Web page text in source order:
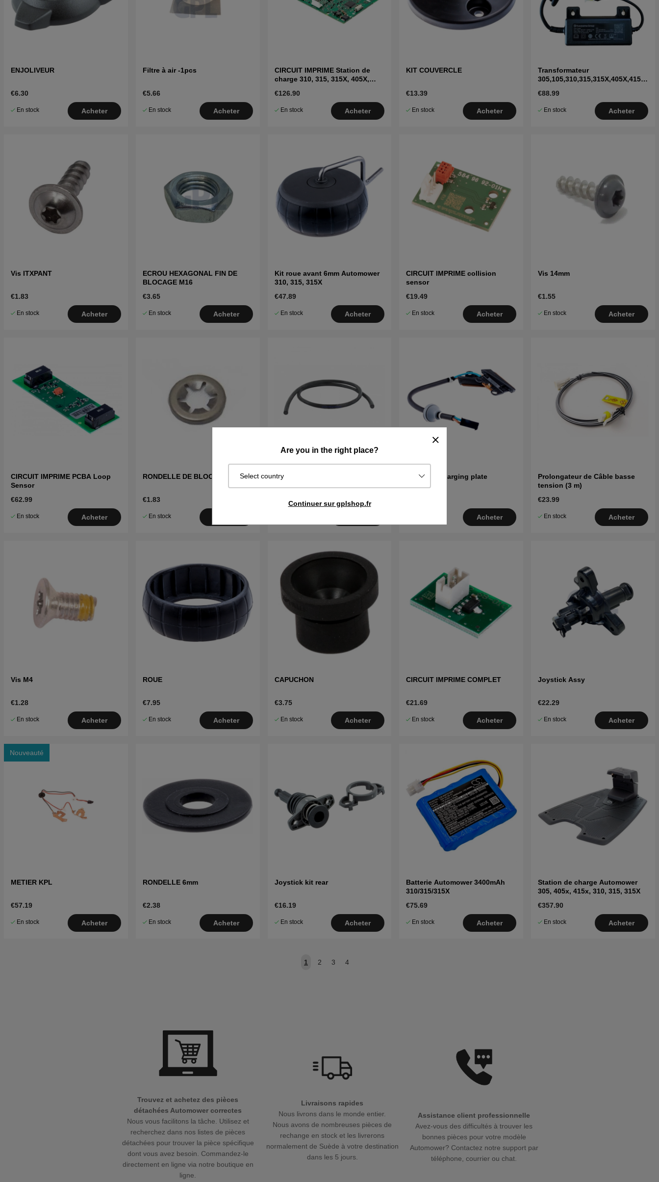
Are you in the right place?
Select country
Continuer sur gplshop.fr
ENJOLIVEUR
€6.30
En stock Acheter
Filtre à air -1pcs
€5.66
En stock Acheter
CIRCUIT IMPRIME Station de
charge 310, 315, 315X, 405X,
€126.90
En stock Acheter
KIT COUVERCLE
€13.39
En stock Acheter
Transformateur
305,105,310,315,315X,405X,415X,
€88.99
En stock Acheter
Vis ITXPANT
€1.83
En stock Acheter
ECROU HEXAGONAL FIN DE
BLOCAGE M16
€3.65
En stock Acheter
Kit roue avant 6mm Automower
310, 315, 315X
€47.89
En stock Acheter
CIRCUIT IMPRIME collision
sensor
€19.49
En stock Acheter
Vis 14mm
€1.55
En stock Acheter
CIRCUIT IMPRIME PCBA Loop
Sensor
€62.99
En stock Acheter
RONDELLE DE BLOCAGE 6mm
€1.83
En stock
Joint d'étanchéité Écran /
€2.19
METIER / Charging plate
Acheter
Prolongateur de Câble basse
tension (3 m)
€23.99
En stock Acheter
Vis M4
€1.28
En stock Acheter
ROUE
€7.95
En stock Acheter
CAPUCHON
€3.75
En stock Acheter
CIRCUIT IMPRIME COMPLET
€21.69
En stock Acheter
Joystick Assy
€22.29
En stock Acheter
Nouveauté
METIER KPL
€57.19
En stock Acheter
RONDELLE 6mm
€2.38
En stock Acheter
Joystick kit rear
€16.19
En stock Acheter
Batterie Automower 3400mAh
310/315/315X
€75.69
En stock Acheter
Station de charge Automower
305, 405x, 415x, 310, 315, 315X
€357.90
En stock Acheter
1 2 3 4
Trouvez et achetez des pièces
détachées Automower correctes
Nous vous facilitons la tâche. Utilisez et
recherchez dans nos listes de pièces
détachées pour trouver la pièce spécifique
dont vous avez besoin. Commandez-le
directement en ligne via notre boutique en
ligne.
Livraisons rapides
Nous livrons dans le monde entier.
Nous avons de nombreuses pièces de
rechange en stock et les livrerons
normalement de Suède à votre destination
dans les 5 jours.
Assistance client professionnelle
Avez-vous des difficultés à trouver les
bonnes pièces pour votre modèle
Automower? Contactez notre support par
téléphone, courrier ou chat.